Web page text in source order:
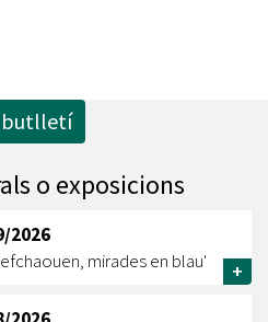
butlletí
o exposicions
2026
mirades en blau'
+